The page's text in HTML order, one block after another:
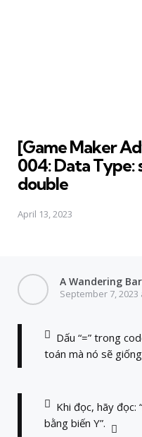
[Game Maker
004: Data
double
April 13, 2023
A Wandering
September 7, 2023
Dấu “=” trong
toán mà nó sẽ giống
Khi đọc, hãy đọc:
bằng biến Y”.